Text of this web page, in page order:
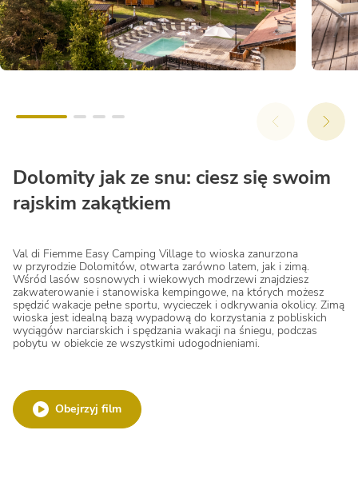
Dolomity jak ze snu: ciesz się swoim
rajskim zakątkiem
Val di Fiemme Easy Camping Village to wioska zanurzona
w przyrodzie Dolomitów, otwarta zarówno latem, jak i zimą.
Wśród lasów sosnowych i wiekowych modrzewi znajdziesz
zakwaterowanie i stanowiska kempingowe, na których możesz
spędzić wakacje pełne sportu, wycieczek i odkrywania okolicy. Zimą
wioska jest idealną bazą wypadową do korzystania z pobliskich
wyciągów narciarskich i spędzania wakacji na śniegu, podczas
pobytu w obiekcie ze wszystkimi udogodnieniami.
Obejrzyj film